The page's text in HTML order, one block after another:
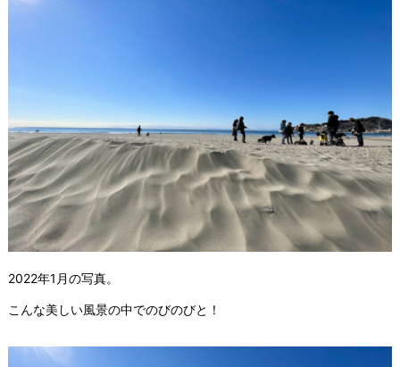
2022年1月の写真。
こんな美しい風景の中でのびのびと！